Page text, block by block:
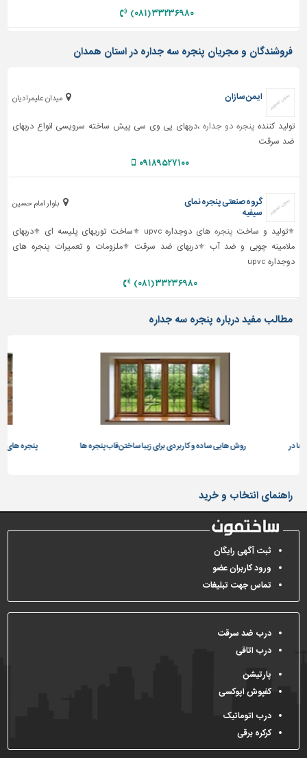
برقی،روشنایی،ایمنی
سازی
و
ساز
ساختمان
شهرسازی،
ترافیک
سازه
۳۳۲۳۶۹۸۰ (۰۸۱)
فروشندگان و مجریان پنجره سه جداره در استان همدان
میدان علیمرادیان ایمن سازان
تولید کننده پنجره دو جداره،دربهای پی وی سی پیش ساخته سرویسی انواع دربهای
ضد سرقت
۰۹۱۸۹۵۲۷۱۰۰
بلوار امام حسین
گروه صنعتی پنجره نمای
سیفیه
⚜تولید و ساخت پنجره
های دوجداره upvc ⚜ساخت توریهای پلیسه ای ⚜دربهای
ملامینه چوبی و ضد آب ⚜دربهای ضد سرقت ⚜ملزومات و تعمیرات پنجره های
دوجداره upvc
۳۳۲۳۶۹۸۰ (۰۸۱)
مطالب مفید درباره پنجره سه جداره
هایی ساده و کاربردی برای زیبا ساختن قاب پنجره ها
پنجره های دو جداره و سه جداره و
راهنمای انتخاب و خرید
ثبت آگهی رایگان
ورود کاربران عضو
تماس جهت تبلیغات
درب ضد سرقت
درب اتاقی
پارتیشن
کفپوش اپوکسی
درب اتوماتیک
کرکره برقی